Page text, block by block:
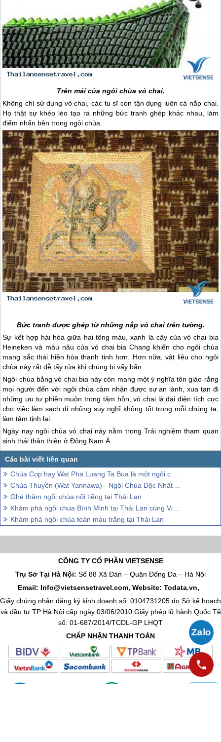
Trên mái của ngôi chùa vỏ chai.
Không chỉ sử dụng vỏ chai, các tu sĩ còn tận dụng luôn cả nắp chai.
Họ thật sự khéo léo tạo ra những bức tranh ghép khác nhau, làm
điểm nhấn bên trong ngôi chùa.
Bức tranh được ghép từ những nắp vỏ chai trên tường.
Sự kết hợp hài hòa giữa hai tông màu, xanh lá cây của vỏ chai bia
Heineken và màu nâu của vỏ chai bia Chang khiến cho ngôi chùa
mang sắc thái hiền hòa thanh tịnh hơn. Hơn nữa, vật liệu cho ngôi
chùa này rất dễ tẩy rửa khi chúng bị vấy bẩn.
Ngôi chùa bằng vỏ chai bia này còn mang một ý nghĩa tôn giáo rằng
mọi người đến với ngôi chùa cảm nhận được sự an lành, xua tan đi
những ưu tư phiền muộn trong tâm hồn, vỏ chai là đại điện tích cực
cho việc làm sạch đi những suy nghĩ không tốt trong mỗi chúng ta,
làm tâm tịnh lại.
Ngày nay ngôi chùa vỏ chai này nằm trong Trải nghiệm tham quan
sinh thái thân thiện ở Đông Nam Á.
Chùa Cọp hay Wat Pha Luang Ta Bua là một ngôi chùa Phật giáo Nguyên thủy ở phía Tây Thái Lan
Chùa Thuyền (Wat Yannawa) - Ngôi Chùa Độc Nhất Vô Nhị Tại Thái Lan
Ghé thăm ngồi chùa nổi tiếng tại Thái Lan
Khám phá ngôi chùa Bình Minh tại Thái Lan cùng Vietsense Travel
Khám phá ngôi chùa toàn màu trắng tại Thái Lan
CÔNG TY CỔ PHẦN VIETSENSE
Trụ Sở Tại Hà Nội: Số 88 Xã Đàn – Quận Đống Đa – Hà Nội
Email: Info@vietsensetravel.com, Website: Todata.vn,
Giấy chứng nhận đăng ký kinh doanh số: 0104731205 do Sở kế hoạch
và đầu tư TP Hà Nội cấp ngày 03/06/2010 Giấy phép lữ hành Quốc Tế
số: 01-687/2014/TCDL-GP LHQT
CHẤP NHẬN THANH TOÁN